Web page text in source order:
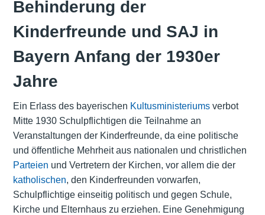
Behinderung der
Kinderfreunde und SAJ in
Bayern Anfang der 1930er
Jahre
Ein Erlass des bayerischen Kultusministeriumsverbot
Mitte 1930 Schulpflichtigen die Teilnahme an
Veranstaltungen der Kinderfreunde, da eine politische
und öffentliche Mehrheit aus nationalen und christlichen
Parteien und Vertretern der Kirchen, vor allem die der
katholischen, den Kinderfreunden vorwarfen,
Schulpflichtige einseitig politisch und gegen Schule,
Kirche und Elternhaus zu erziehen. Eine Genehmigung